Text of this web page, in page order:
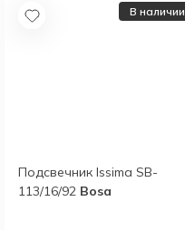
В наличии
Подсвечник Issima SB-
113/16/92 Bosa